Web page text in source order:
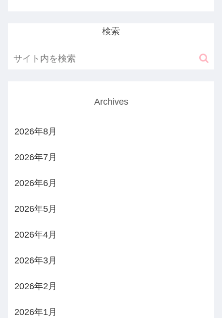
検索
Archives
2026年8月
2026年7月
2026年6月
2026年5月
2026年4月
2026年3月
2026年2月
2026年1月